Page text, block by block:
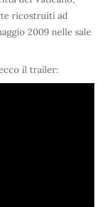
ricostruiti ad
2009 nelle sale
il trailer: